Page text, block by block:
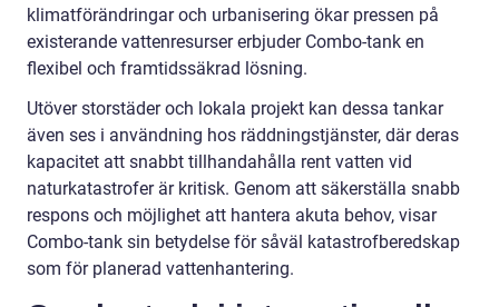
klimatförändringar och urbanisering ökar pressen på
existerande vattenresurser erbjuder Combo-tank en
flexibel och framtidssäkrad lösning.
Utöver storstäder och lokala projekt kan dessa tankar
även ses i användning hos räddningstjänster, där deras
kapacitet att snabbt tillhandahålla rent vatten vid
naturkatastrofer är kritisk. Genom att säkerställa snabb
respons och möjlighet att hantera akuta behov, visar
Combo-tank sin betydelse för såväl katastrofberedskap
som för planerad vattenhantering.